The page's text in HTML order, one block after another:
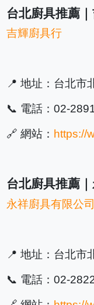
台北廚具推薦
吉輝廚具行
📍 地址：台北市
📞 電話：02-
🔗 網站： https://
台北廚具推薦
永祥廚具有限公司
📍 地址：台北市
📞 電話：02-